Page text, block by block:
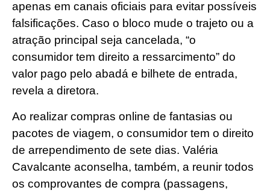
apenas em canais oficiais para evitar possíveis
falsificações. Caso o bloco mude o trajeto ou a
atração principal seja cancelada, “o
consumidor tem direito a ressarcimento” do
valor pago pelo abadá e bilhete de entrada,
revela a diretora.
Ao realizar compras online de fantasias ou
pacotes de viagem, o consumidor tem o direito
de arrependimento de sete dias. Valéria
Cavalcante aconselha, também, a reunir todos
os comprovantes de compra (passagens,